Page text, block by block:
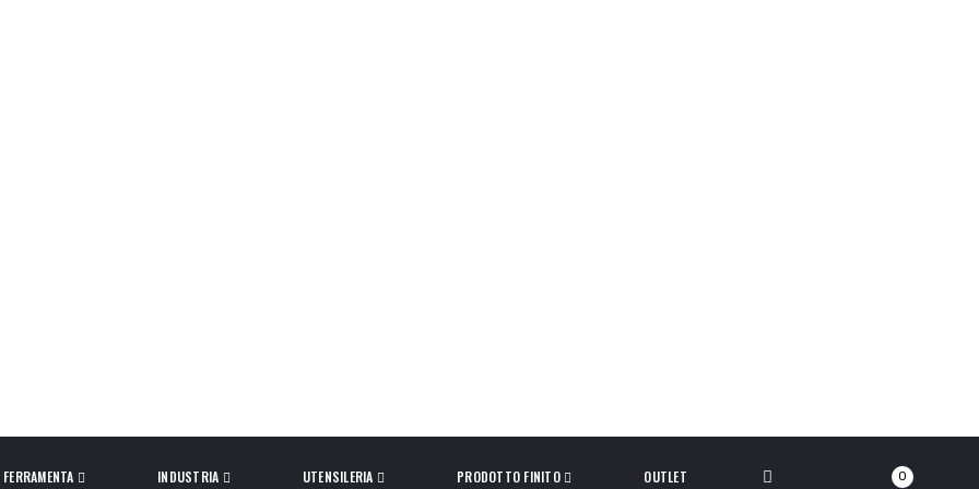
FERRAMENTA INDUSTRIA UTENSILERIA PRODOTTO FINITO OUTLET 0